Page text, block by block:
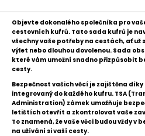
Objevte dokonalého společníka pro
cestovních kufrů. Tato sada kufrů je
všechny vaše potřeby na cestách, ať už
výlet nebo dlouhou dovolenou. Sada
které vám umožní snadno přizpůsobit
cesty.
Bezpečnost vašich věcí je zajištěna díky
integrovaný do každého kufru. TSA
Administration) zámek umožňuje
letištích otevřít a zkontrolovat vaše
To znamená, že vaše věci budou vždy v
na užívání si vaší cesty.